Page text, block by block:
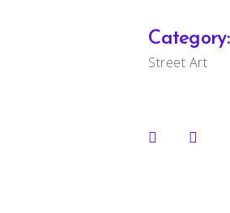
Category:
Street Art